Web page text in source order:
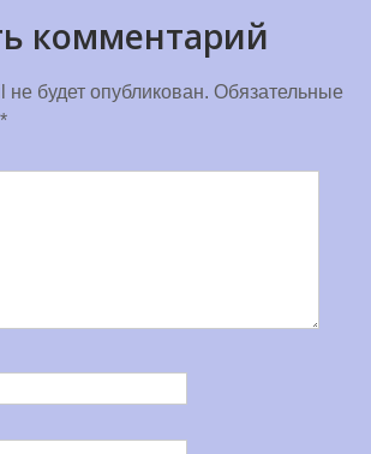
комментарий
будет опубликован. Обязательные
*